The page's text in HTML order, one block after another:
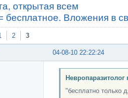
открытая всем
бесплатное. Вложения в
2 3
04-08-10 22:22:24
Невропаразитолог
"бесплатно только